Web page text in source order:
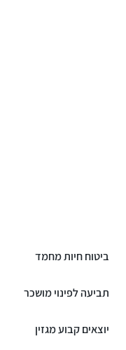
ביטוח חיות מחמד
תביעה לפינוי מושכר
יוצאים קבוע מגזין